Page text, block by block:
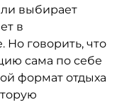
выбирает
в
Но говорить, что
сама по себе
формат отдыха